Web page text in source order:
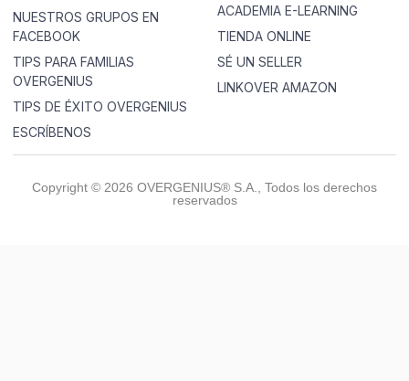
NUESTROS GRUPOS EN
FACEBOOK
TIPS PARA FAMILIAS
OVERGENIUS
TIPS DE ÉXITO OVERGENIUS
ESCRÍBENOS
ACADEMIA E-LEARNING
TIENDA ONLINE
SÉ UN SELLER
LINKOVER AMAZON
Copyright © 2026 OVERGENIUS® S.A., Todos los derechos
reservados